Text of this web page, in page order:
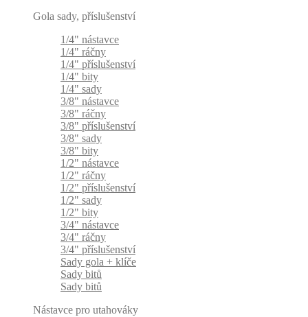
Gola sady, příslušenství
1/4" nástavce
1/4" ráčny
1/4" příslušenství
1/4" bity
1/4" sady
3/8" nástavce
3/8" ráčny
3/8" příslušenství
3/8" sady
3/8" bity
1/2" nástavce
1/2" ráčny
1/2" příslušenství
1/2" sady
1/2" bity
3/4" nástavce
3/4" ráčny
3/4" příslušenství
Sady gola + klíče
Sady bitů
Sady bitů
Nástavce pro utahováky